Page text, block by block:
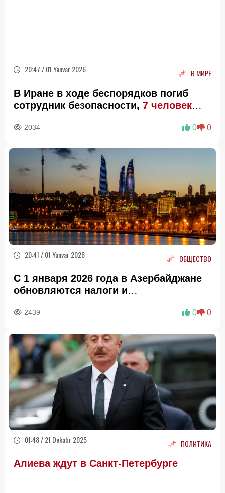
20:47 / 01 Yanvar 2026 В МИРЕ
В Иране в ходе беспорядков погиб
сотрудник безопасности, 7 человек
2034 0 0
20:41 / 01 Yanvar 2026 ОБЩЕСТВО
С 1 января 2026 года в Азербайджане
обновляются налоги и
ПОДРОБНОСТИ
2439 0 0
01:48 / 21 Dekabr 2025 ПОЛИТИКА
Алиева ждут в Санкт-Петербурге